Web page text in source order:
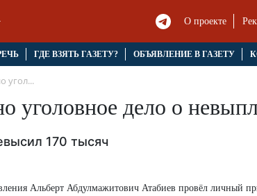
О проекте
ГДЕ ВЗЯТЬ ГАЗЕТУ? ОБЪЯВЛЕНИЕ В ГАЗЕТУ
угол...
уголовное дело о
170 тысяч
Альберт Абдулмажитович Атабиев провёл личный